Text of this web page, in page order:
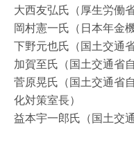
大西友弘氏（厚生労働
岡村憲一氏（日本年金
下野元也氏（国土交通
加賀至氏（国土交通省
菅原晃氏（国土交通省
化対策室長）
益本宇一郎氏（国土交